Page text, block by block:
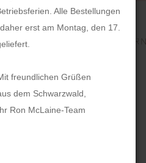
Alle Bestellungen
erst am Montag, den 17.
freundlichen Grüßen
dem Schwarzwald,
Ron McLaine-Team